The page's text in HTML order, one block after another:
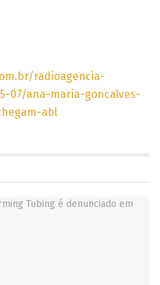
radioagencia-
07/ana-maria-goncalves-
abl